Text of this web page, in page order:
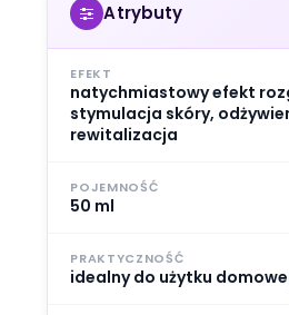
Atrybuty
EFEKT
natychmiastowy efekt
stymulacja skóry,
rewitalizacja
POJEMNOŚĆ
50 ml
PRAKTYCZNOŚĆ
idealny do użytku